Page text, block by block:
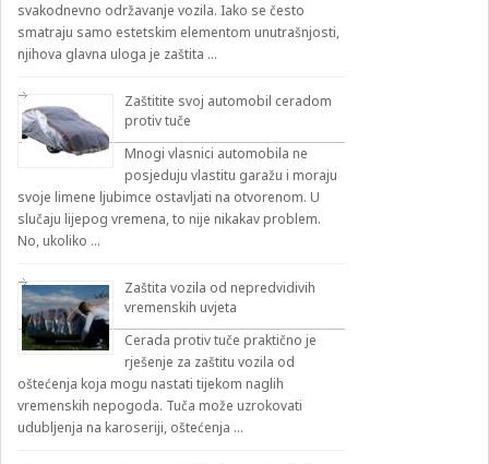
svakodnevno održavanje vozila. Iako se često
smatraju samo estetskim elementom unutrašnjosti,
njihova glavna uloga je zaštita …
Zaštitite svoj automobil ceradom
protiv tuče
Mnogi vlasnici automobila ne
posjeduju vlastitu garažu i moraju
svoje limene ljubimce ostavljati na otvorenom. U
slučaju lijepog vremena, to nije nikakav problem.
No, ukoliko …
Zaštita vozila od nepredvidivih
vremenskih uvjeta
Cerada protiv tuče praktično je
rješenje za zaštitu vozila od
oštećenja koja mogu nastati tijekom naglih
vremenskih nepogoda. Tuča može uzrokovati
udubljenja na karoseriji, oštećenja …